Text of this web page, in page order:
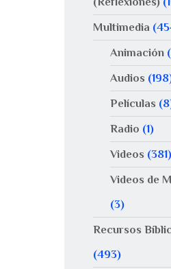
Multimedia
Animación
Audios
Películas
Radio (1)
Videos (381)
Videos de
(3)
Recursos
(493)